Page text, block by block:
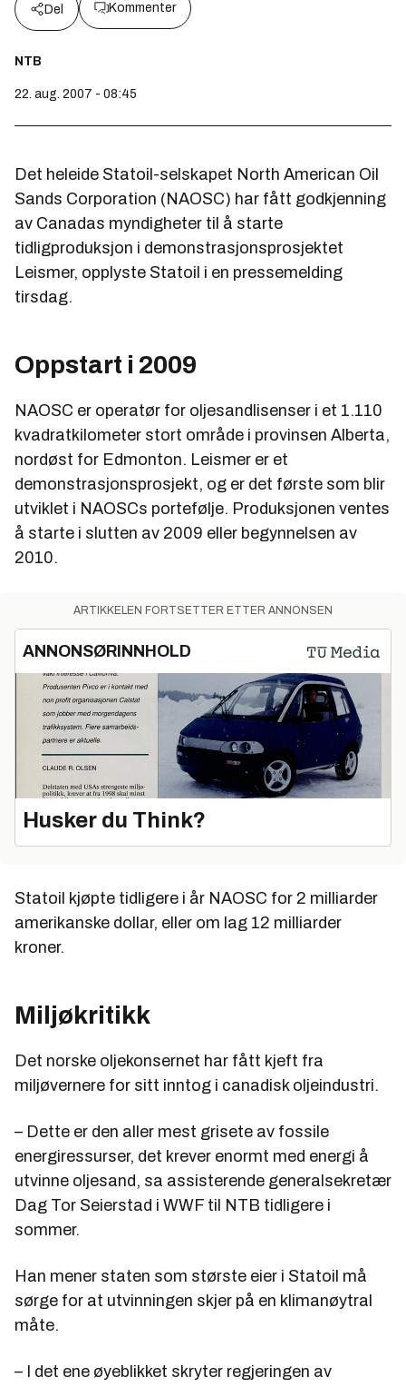
Del Kommenter
NTB
22. aug. 2007 - 08:45
Det heleide Statoil-selskapet North American Oil
Sands Corporation (NAOSC) har fått godkjenning
av Canadas myndigheter til å starte
tidligproduksjon i demonstrasjonsprosjektet
Leismer, opplyste Statoil i en pressemelding
tirsdag.
Oppstart i 2009
NAOSC er operatør for oljesandlisenser i et 1.110
kvadratkilometer stort område i provinsen Alberta,
nordøst for Edmonton. Leismer er et
demonstrasjonsprosjekt, og er det første som blir
utviklet i NAOSCs portefølje. Produksjonen ventes
å starte i slutten av 2009 eller begynnelsen av
2010.
ARTIKKELEN FORTSETTER ETTER ANNONSEN
ANNONSØRINNHOLD
Husker du Think?
Statoil kjøpte tidligere i år NAOSC for 2 milliarder
amerikanske dollar, eller om lag 12 milliarder
kroner.
Miljøkritikk
Det norske oljekonsernet har fått kjeft fra
miljøvernere for sitt inntog i canadisk oljeindustri.
– Dette er den aller mest grisete av fossile
energiressurser, det krever enormt med energi å
utvinne oljesand, sa assisterende generalsekretær
Dag Tor Seierstad i WWF til NTB tidligere i
sommer.
Han mener staten som største eier i Statoil må
sørge for at utvinningen skjer på en klimanøytral
måte.
– I det ene øyeblikket skryter regjeringen av